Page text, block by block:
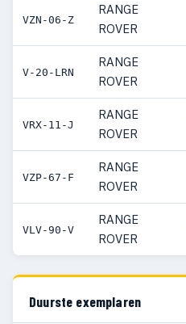
VZN-06-Z
RANGE
ROVER
V-20-LRN
RANGE
ROVER
VRX-11-J
RANGE
ROVER
VZP-67-F
RANGE
ROVER
VLV-90-V
RANGE
ROVER
Duurste exemplaren